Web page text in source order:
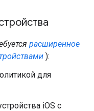
расширенное
):
для
iOS с